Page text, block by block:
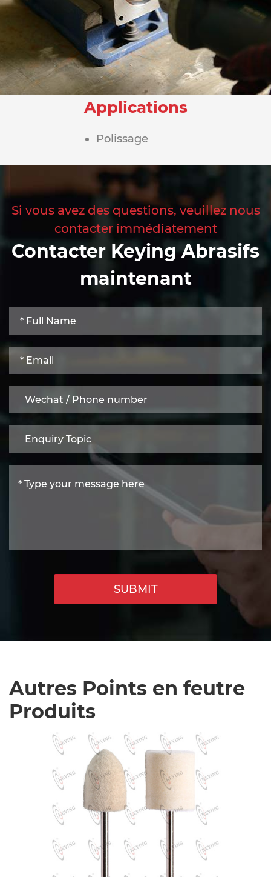
Applications
Polissage
Si vous avez des questions, veuillez nous
contacter immédiatement
Contacter Keying Abrasifs
maintenant
SUBMIT
Autres Points en feutre
Produits